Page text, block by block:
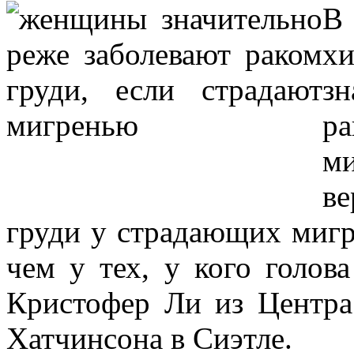
В
груди у страдающих
чем у тех, у кого
Кристофер Ли из
Хатчинсона в Сиэтле.